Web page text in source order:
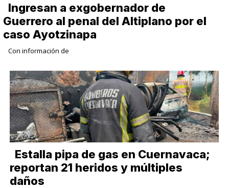
Ingresan a exgobernador de
Guerrero al penal del Altiplano por el
caso Ayotzinapa
Con información de
Estalla pipa de gas en Cuernavaca;
reportan 21 heridos y múltiples
daños